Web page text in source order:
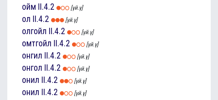
ойм II.4.2 [үй.ү]
ол II.4.2 [үй.ү]
олгойл II.4.2 [үй.ү]
омтгойл II.4.2 [үй.ү]
онгил II.4.2 [үй.ү]
онгол II.4.2 [үй.ү]
онил II.4.2 [үй.ү]
онил II.4.2 [үй.ү]